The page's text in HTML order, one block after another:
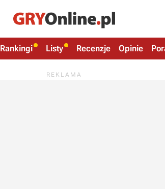
Rankingi Listy Recenzje Opinie